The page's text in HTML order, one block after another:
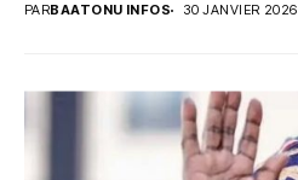
PARBAATONU INFOS 30 JANVIER 2026